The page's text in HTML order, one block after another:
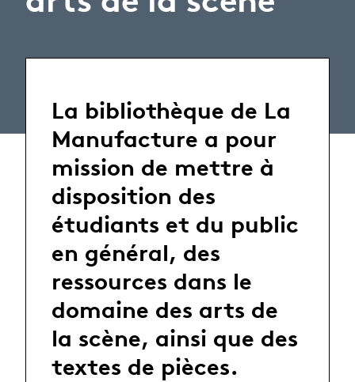
La bibliothèque de La
Manufacture a pour
mission de mettre à
disposition des
étudiants et du public
en général, des
ressources dans le
domaine des arts de
la scène, ainsi que des
textes de pièces.